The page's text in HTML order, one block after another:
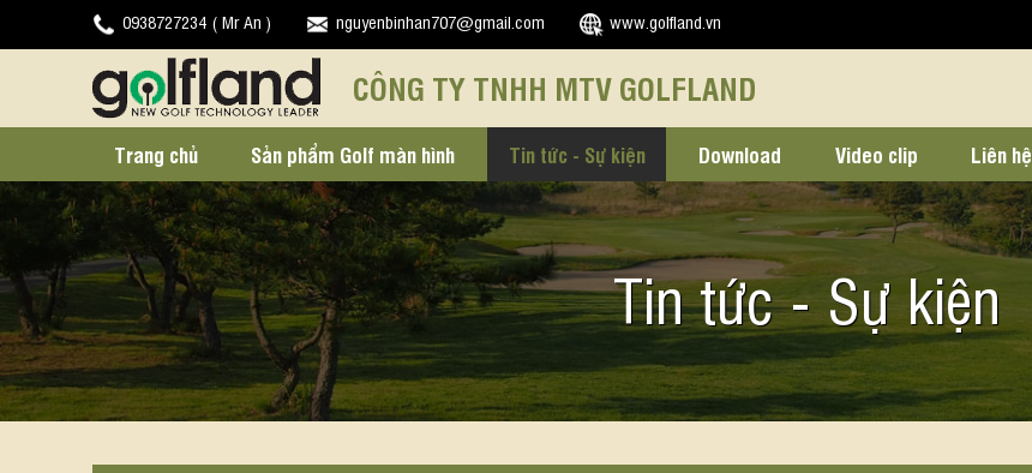
0938727234 ( Mr An ) nguyenbinhan707@gmail.com www.golfland.vn
CÔNG TY TNHH MTV GOLFLAND
Trang chủ Sản phẩm Golf màn hình Tin tức - Sự kiện Download Video clip Liên hệ
Tin tức - Sự kiện